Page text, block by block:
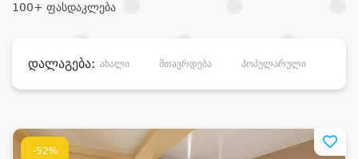
100+ ფასდაკლება
დალაგება: ახალი მთავრდება პოპულარული
-52%